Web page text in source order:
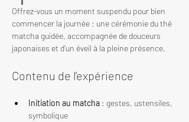
Offrez-vous un moment suspendu pour bien
commencer la journée : une cérémonie du thé
matcha guidée, accompagnée de douceurs
japonaises et d’un éveil à la pleine présence.
Contenu de l’expérience
Initiation au matcha : gestes, ustensiles,
symbolique